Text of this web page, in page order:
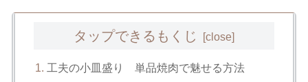
タップできるもくじ
工夫の小皿盛り 単品焼肉で魅せる方法